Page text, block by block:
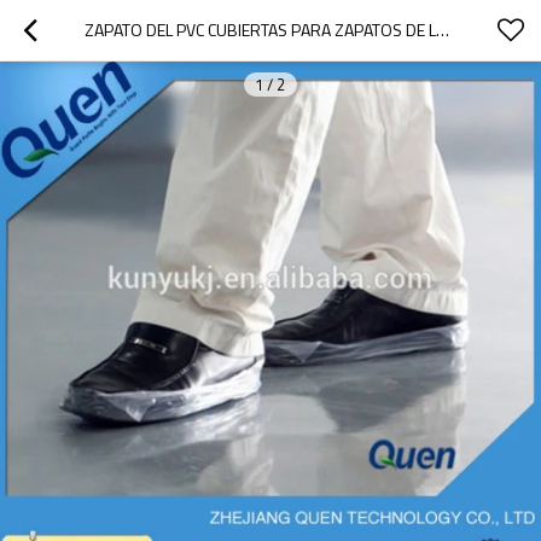
ZAPATO DEL PVC CUBIERTAS PARA ZAPATOS DE LA CUBIERTA
1/2